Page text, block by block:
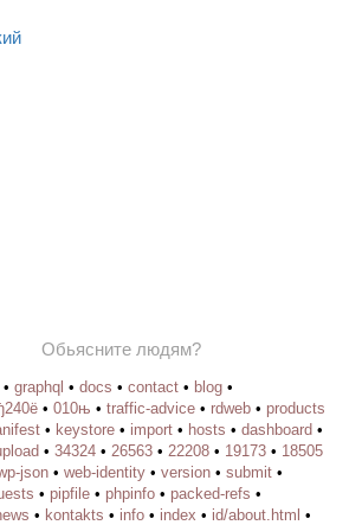
Обьясните людям?
• graphql • docs • contact • blog •
• 010њ • traffic-advice • rdweb • products
• keystore • import • hosts • dashboard •
• 34324 • 26563 • 22208 • 19173 • 18505
json • web-identity • version • submit •
• pipfile • phpinfo • packed-refs •
• kontakts • info • index • id/about.html •